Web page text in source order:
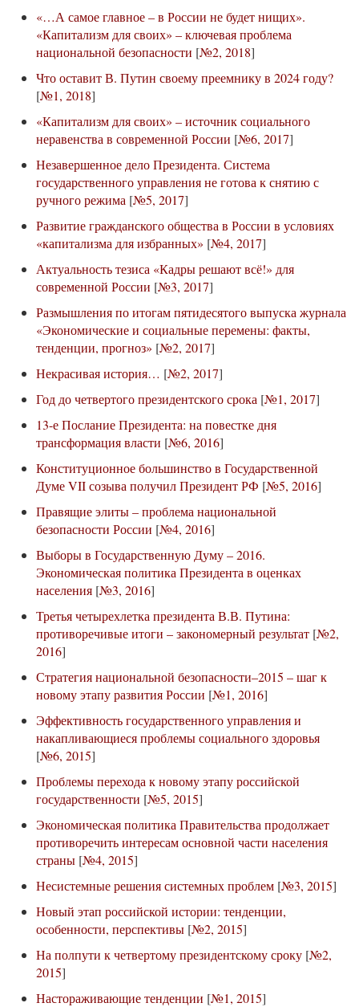
«…А самое главное – в России не будет нищих».
«Капитализм для своих» – ключевая проблема
национальной безопасности [№2, 2018]
Что оставит В. Путин своему преемнику в 2024 году?
[№1, 2018]
«Капитализм для своих» – источник социального
неравенства в современной России [№6, 2017]
Незавершенное дело Президента. Система
государственного управления не готова к снятию с
ручного режима [№5, 2017]
Развитие гражданского общества в России в условиях
«капитализма для избранных» [№4, 2017]
Актуальность тезиса «Кадры решают всё!» для
современной России [№3, 2017]
Размышления по итогам пятидесятого выпуска журнала
«Экономические и социальные перемены: факты,
тенденции, прогноз» [№2, 2017]
Некрасивая история… [№2, 2017]
Год до четвертого президентского срока [№1, 2017]
13-е Послание Президента: на повестке дня
трансформация власти [№6, 2016]
Конституционное большинство в Государственной
Думе VII созыва получил Президент РФ [№5, 2016]
Правящие элиты – проблема национальной
безопасности России [№4, 2016]
Выборы в Государственную Думу – 2016.
Экономическая политика Президента в оценках
населения [№3, 2016]
Третья четырехлетка президента В.В. Путина:
противоречивые итоги – закономерный результат [№2,
2016]
Стратегия национальной безопасности–2015 – шаг к
новому этапу развития России [№1, 2016]
Эффективность государственного управления и
накапливающиеся проблемы социального здоровья
[№6, 2015]
Проблемы перехода к новому этапу российской
государственности [№5, 2015]
Экономическая политика Правительства продолжает
противоречить интересам основной части населения
страны [№4, 2015]
Несистемные решения системных проблем [№3, 2015]
Новый этап российской истории: тенденции,
особенности, перспективы [№2, 2015]
На полпути к четвертому президентскому сроку [№2,
2015]
Настораживающие тенденции [№1, 2015]